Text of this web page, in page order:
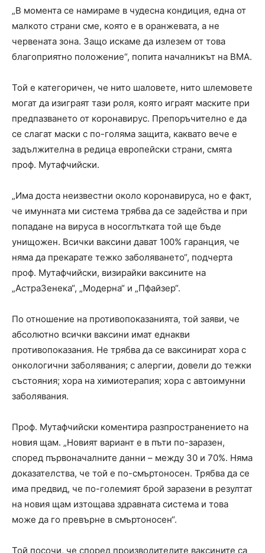
„В момента се намираме в чудесна кондиция, една от
малкото страни сме, която е в оранжевата, а не
червената зона. Защо искаме да излезем от това
благоприятно положение“, попита началникът на ВМА.
Той е категоричен, че нито шаловете, нито шлемовете
могат да изиграят тази роля, която играят маските при
предпазването от коронавирус. Препоръчително е да
се слагат маски с по-голяма защита, каквато вече е
задължителна в редица европейски страни, смята
проф. Мутафчийски.
„Има доста неизвестни около коронавируса, но е факт,
че имунната ми система трябва да се задейства и при
попадане на вируса в носоглътката той ще бъде
унищожен. Всички ваксини дават 100% гаранция, че
няма да прекарате тежко заболяването“, подчерта
проф. Мутафчийски, визирайки ваксините на
„АстраЗенека“, „Модерна“ и „Пфайзер“.
По отношение на противопоказанията, той заяви, че
абсолютно всички ваксини имат еднакви
противопоказания. Не трябва да се ваксинират хора с
онкологични заболявания; с алергии, довели до тежки
състояния; хора на химиотерапия; хора с автоимунни
заболявания.
Проф. Мутафчийски коментира разпространението на
новия щам. „Новият вариант е в пъти по-заразен,
според първоначалните данни – между 30 и 70%. Няма
доказателства, че той е по-смъртоносен. Трябва да се
има предвид, че по-големият брой заразени в резултат
на новия щам изтощава здравната система и това
може да го превърне в смъртоносен“.
Той посочи, че според производителите ваксините са